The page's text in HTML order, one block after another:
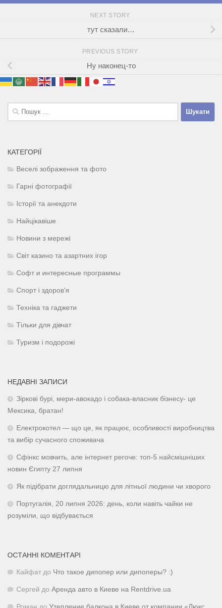
NEXT STORY
тут сказали…
PREVIOUS STORY
Ну наконец-то
Пошук:
КАТЕГОРІЇ
Веселі зображення та фото
Гарні фотографії
Історії та анекдоти
Найцікавіше
Новини з мережі
Світ казино та азартних ігор
Софт и интересные программы
Спорт і здоров'я
Техніка та гаджети
Тільки для дівчат
Туризм і подорожі
НЕДАВНІ ЗАПИСИ
Зіркові бурі, мери-авокадо і собака-власник бізнесу- це
Мексика, братан!
Електрокотел — що це, як працює, особливості виробництва
та вибір сучасного споживача
Сфінкс мовчить, але інтернет регоче: топ-5 найсмішніших
новин Єгипту 27 липня
Як підібрати доглядальницю для літньої людини чи хворого
Португалія, 20 липня 2026: день, коли навіть чайки не
розуміли, що відбувається
ОСТАННІ КОМЕНТАРІ
Кайфат до Что такое дипопер или дипоперы? :)
Сергей до Аренда авто в Киеве на Rentdrive.ua